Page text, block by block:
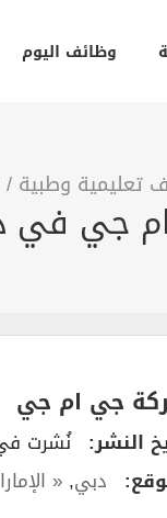
وظائف اليوم
تعليمية وطبية /
جي في
جي ام جي
النشر: نُشرت في 17/10/
دبي,
«